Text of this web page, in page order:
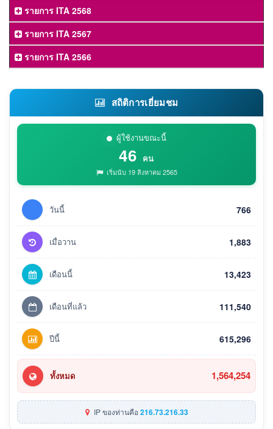
รายการ ITA 2568
รายการ ITA 2567
รายการ ITA 2566
สถิติการเยี่ยมชม
ผู้ใช้งานขณะนี้
46 คน
เริ่มนับ 19 สิงหาคม 2565
วันนี้ 766
เมื่อวาน 1,883
เดือนนี้ 13,423
เดือนที่แล้ว 111,540
ปีนี้ 615,296
ทั้งหมด 1,564,254
IP ของท่านคือ216.73.216.33